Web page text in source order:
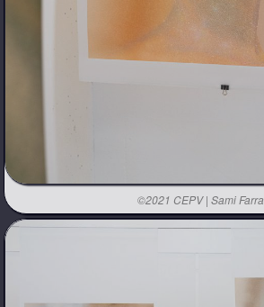
©2021 CEPV | Sami Farra